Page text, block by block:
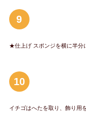
9
★仕上げ スポンジを横に半分
10
イチゴはへたを取り、飾り用